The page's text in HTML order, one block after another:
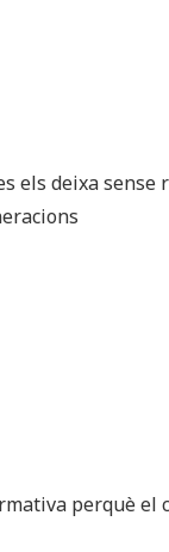
els deixa
perquè